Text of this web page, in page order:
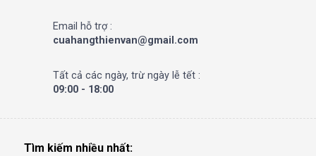
Email hỗ trợ :
cuahangthienvan@gmail.com
Tất cả các ngày, trừ ngày lễ tết :
09:00 - 18:00
Tìm kiếm nhiều nhất: